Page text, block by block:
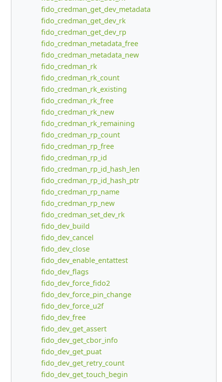
fido_credman_get_dev_metadata
fido_credman_get_dev_rk
fido_credman_get_dev_rp
fido_credman_metadata_free
fido_credman_metadata_new
fido_credman_rk
fido_credman_rk_count
fido_credman_rk_existing
fido_credman_rk_free
fido_credman_rk_new
fido_credman_rk_remaining
fido_credman_rp_count
fido_credman_rp_free
fido_credman_rp_id
fido_credman_rp_id_hash_len
fido_credman_rp_id_hash_ptr
fido_credman_rp_name
fido_credman_rp_new
fido_credman_set_dev_rk
fido_dev_build
fido_dev_cancel
fido_dev_close
fido_dev_enable_entattest
fido_dev_flags
fido_dev_force_fido2
fido_dev_force_pin_change
fido_dev_force_u2f
fido_dev_free
fido_dev_get_assert
fido_dev_get_cbor_info
fido_dev_get_puat
fido_dev_get_retry_count
fido_dev_get_touch_begin